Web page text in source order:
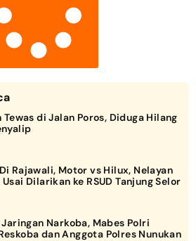
Tewas di Jalan Poros, Diduga Hilang
Rajawali, Motor vs Hilux, Nelayan
Usai Dilarikan ke RSUD Tanjung Selor
Narkoba, Mabes Polri
dan Anggota Polres Nunukan